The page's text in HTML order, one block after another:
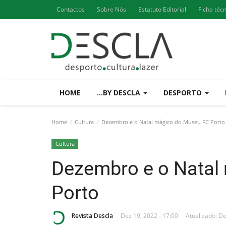
Contactos Sobre Nós Estatuto Editorial Ficha
HOME ...BY DESCLA DESPORTO
Home Cultura Dezembro e o Natal mágico do Museu FC Porto
Cultura
Dezembro e o
Porto
Revista Descla Dez 19, 2022 - 17:00 Atualizado: